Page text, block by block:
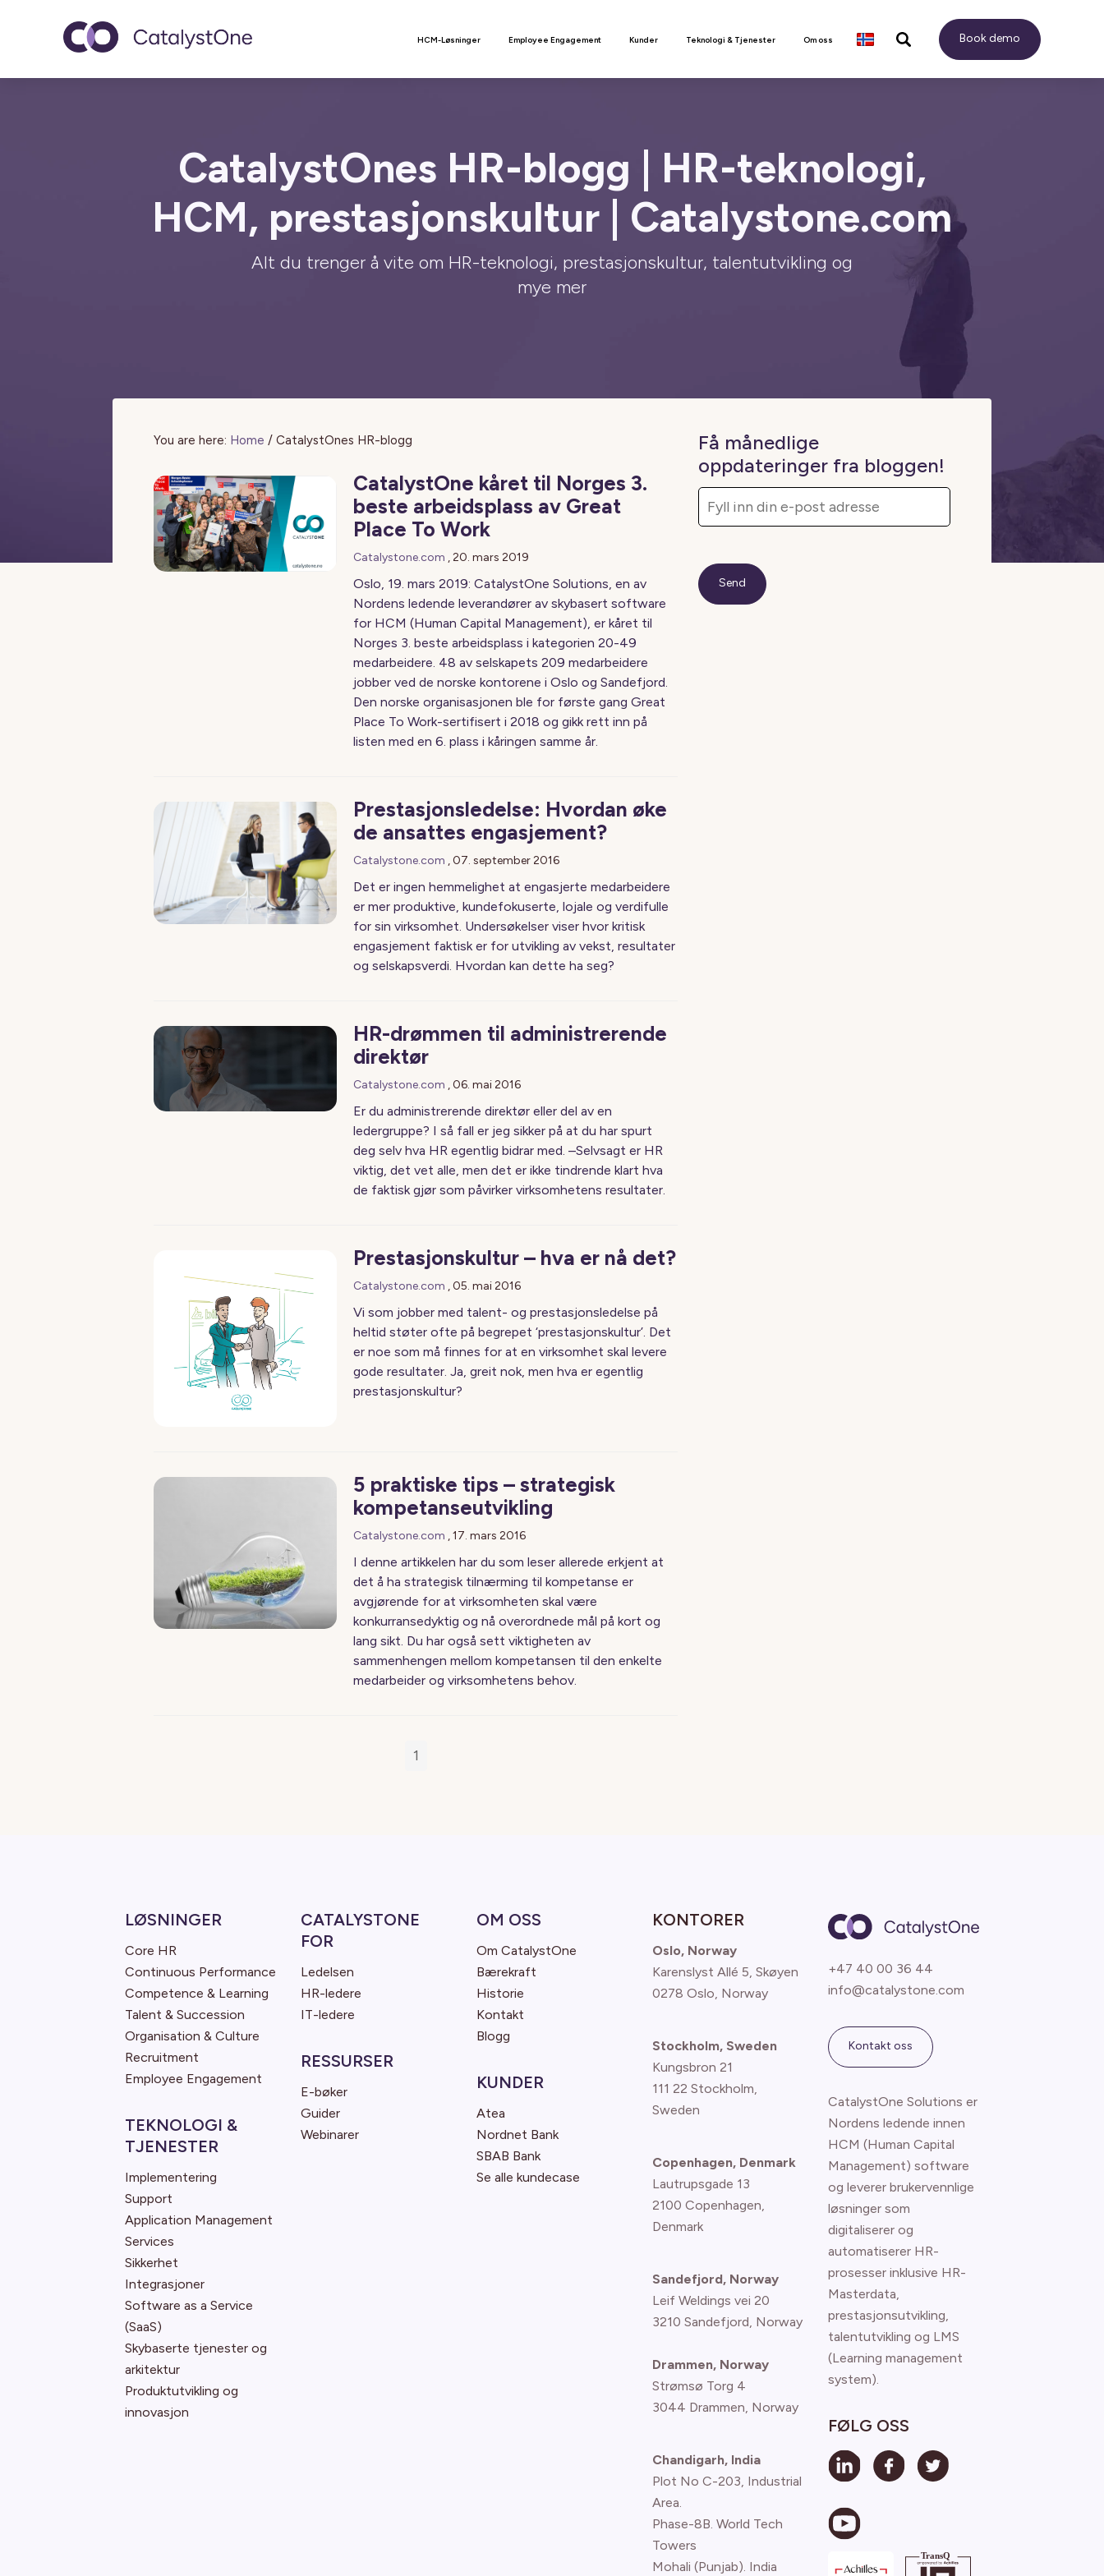
Toggle navigation HCM-Løsninger Employee Engagement Kunder Teknologi & Tjenester Om oss Book demo
CatalystOnes HR-blogg | HR-teknologi,
HCM, prestasjonskultur | Catalystone.com
Alt du trenger å vite om HR-teknologi, prestasjonskultur, talentutvikling og
mye mer
You are here: Home / CatalystOnes HR-blogg
CatalystOne kåret til Norges 3.
beste arbeidsplass av Great
Place To Work
Catalystone.com ,20. mars 2019
Oslo, 19. mars 2019: CatalystOne Solutions, en av
Nordens ledende leverandører av skybasert software
for HCM (Human Capital Management), er kåret til
Norges 3. beste arbeidsplass i kategorien 20-49
medarbeidere. 48 av selskapets 209 medarbeidere
jobber ved de norske kontorene i Oslo og Sandefjord.
Den norske organisasjonen ble for første gang Great
Place To Work-sertifisert i 2018 og gikk rett inn på
listen med en 6. plass i kåringen samme år.
Prestasjonsledelse: Hvordan øke
de ansattes engasjement?
Catalystone.com ,07. september 2016
Det er ingen hemmelighet at engasjerte medarbeidere
er mer produktive, kundefokuserte, lojale og verdifulle
for sin virksomhet. Undersøkelser viser hvor kritisk
engasjement faktisk er for utvikling av vekst, resultater
og selskapsverdi. Hvordan kan dette ha seg?
HR-drømmen til administrerende
direktør
Catalystone.com ,06. mai 2016
Er du administrerende direktør eller del av en
ledergruppe? I så fall er jeg sikker på at du har spurt
deg selv hva HR egentlig bidrar med. –Selvsagt er HR
viktig, det vet alle, men det er ikke tindrende klart hva
de faktisk gjør som påvirker virksomhetens resultater.
Prestasjonskultur – hva er nå det?
Catalystone.com ,05. mai 2016
Vi som jobber med talent- og prestasjonsledelse på
heltid støter ofte på begrepet ‘prestasjonskultur’. Det
er noe som må finnes for at en virksomhet skal levere
gode resultater. Ja, greit nok, men hva er egentlig
prestasjonskultur?
5 praktiske tips – strategisk
kompetanseutvikling
Catalystone.com ,17. mars 2016
I denne artikkelen har du som leser allerede erkjent at
det å ha strategisk tilnærming til kompetanse er
avgjørende for at virksomheten skal være
konkurransedyktig og nå overordnede mål på kort og
lang sikt. Du har også sett viktigheten av
sammenhengen mellom kompetansen til den enkelte
medarbeider og virksomhetens behov.
1
Få månedlige
oppdateringer fra bloggen!
LØSNINGER
Core HR
Continuous Performance
Competence & Learning
Talent & Succession
Organisation & Culture
Recruitment
Employee Engagement
TEKNOLOGI &
TJENESTER
Implementering
Support
Application Management
Services
Sikkerhet
Integrasjoner
Software as a Service
(SaaS)
Skybaserte tjenester og
arkitektur
Produktutvikling og
innovasjon
CATALYSTONE
FOR
Ledelsen
HR-ledere
IT-ledere
RESSURSER
E-bøker
Guider
Webinarer
OM OSS
Om CatalystOne
Bærekraft
Historie
Kontakt
Blogg
KUNDER
Atea
Nordnet Bank
SBAB Bank
Se alle kundecase
KONTORER
Oslo, Norway
Karenslyst Allé 5, Skøyen
0278 Oslo, Norway
Stockholm, Sweden
Kungsbron 21
111 22 Stockholm,
Sweden
Copenhagen, Denmark
Lautrupsgade 13
2100 Copenhagen
Denmark
Sandefjord, Norway
Leif Weldings vei 20
3210 Sandefjord, Norway
Drammen, Norway
Strømsø Torg 4
3044 Drammen, Norway
Chandigarh, India
Plot No C-203, Industrial
Area.
Phase-8B. World Tech
Towers
Mohali (Punjab). India
+47 40 00 36 44
info@catalystone.com
Kontakt oss
CatalystOne Solutions er
Nordens ledende innen
HCM (Human Capital
Management) software
og leverer brukervennlige
løsninger som
digitaliserer og
automatiserer HR-
prosesser inklusive HR-
Masterdata,
prestasjonsutvikling,
talentutvikling og LMS
(Learning management
system).
FØLG OSS